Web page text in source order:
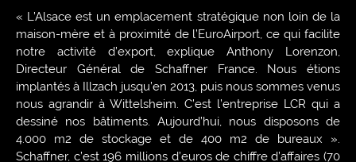
« L’Alsace est un emplacement stratégique non loin de la
maison-mère et à proximité de l’EuroAirport, ce qui facilite
notre activité d’export, explique Anthony Lorenzon,
Directeur Général de Schaffner France. Nous étions
implantés à Illzach jusqu’en 2013, puis nous sommes venus
nous agrandir à Wittelsheim. C’est l’entreprise LCR qui a
dessiné nos bâtiments. Aujourd’hui, nous disposons de
4.000 m2 de stockage et de 400 m2 de bureaux ».
Schaffner, c’est 196 millions d’euros de chiffre d’affaires (70